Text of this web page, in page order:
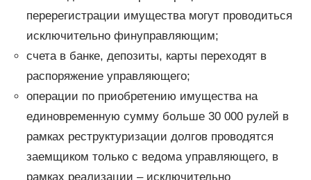
перерегистрации имущества могут проводиться
исключительно финуправляющим;
счета в банке, депозиты, карты переходят в
распоряжение управляющего;
операции по приобретению имущества на
единовременную сумму больше 30 000 рулей в
рамках реструктуризации долгов проводятся
заемщиком только с ведома управляющего, в
рамках реализации – исключительно